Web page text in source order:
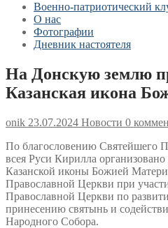
Военно-патриотический
О нас
Фотографии
Дневник настоятеля
На Донскую землю
Казанская икона
onik 23.07.2024 Новости 0
По благословению Святейшего
всея Руси Кирилла
Казанской иконы Божией
Православной Церкви при
Православной Церкви по
принесению святынь и
Народного Собора.